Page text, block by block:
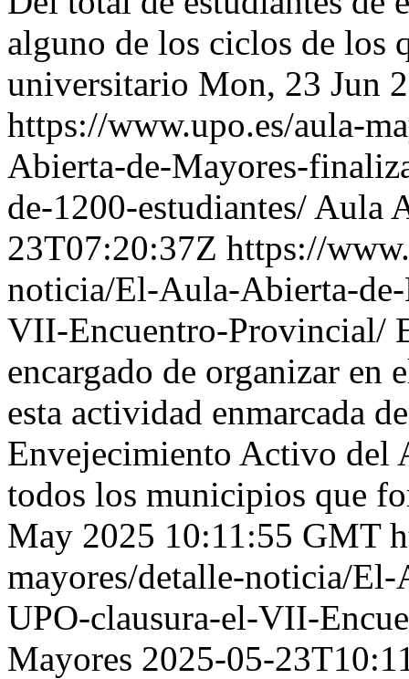
alguno de los ciclos de los
universitario Mon, 23 Jun
https://www.upo.es/aula-
Abierta-de-Mayores-
de-1200-estudiantes/ Aula
23T07:20:37Z https://
noticia/El-Aula-Abierta-
VII-Encuentro-Provincial/
encargado de organizar en
esta actividad enmarcada
Envejecimiento Activo del
todos los municipios que
May 2025 10:11:55 GMT
mayores/detalle-noticia/
UPO-clausura-el-VII-
Mayores 2025-05-